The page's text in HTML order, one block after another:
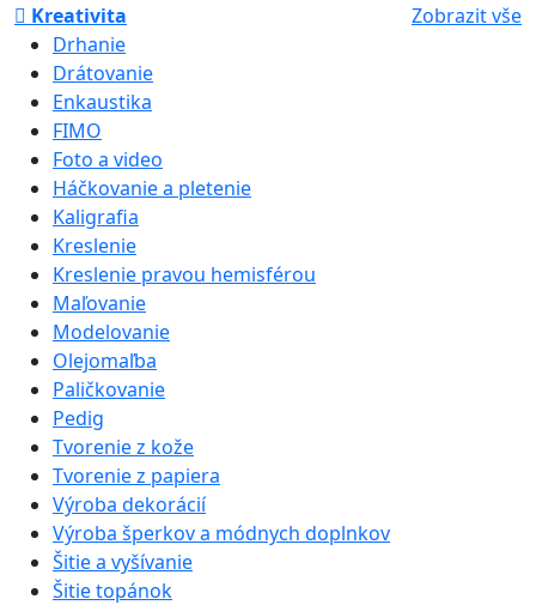
Kreativita
Zobrazit vše
Drhanie
Drátovanie
Enkaustika
FIMO
Foto a video
Háčkovanie a pletenie
Kaligrafia
Kreslenie
Kreslenie pravou hemisférou
Maľovanie
Modelovanie
Olejomaľba
Paličkovanie
Pedig
Tvorenie z kože
Tvorenie z papiera
Výroba dekorácií
Výroba šperkov a módnych doplnkov
Šitie a vyšívanie
Šitie topánok